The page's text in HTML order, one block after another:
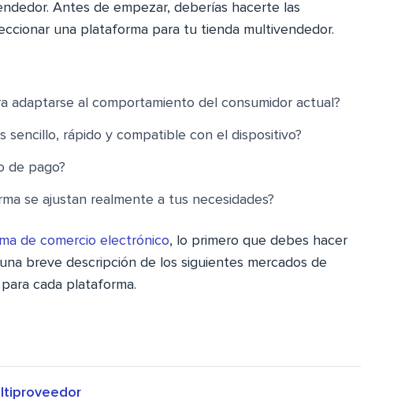
Antes de empezar, deberías hacerte las
una plataforma para tu tienda multivendedor.
adaptarse al comportamiento del consumidor actual?
sencillo, rápido y compatible con el dispositivo?
de pago?
se ajustan realmente a tus necesidades?
de comercio electrónico, lo primero que debes hacer
breve descripción de los siguientes mercados de
cada plataforma.